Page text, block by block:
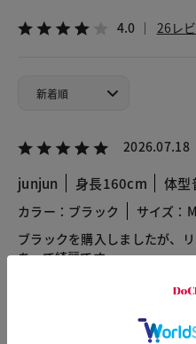
4.0 26レ
2026.07.18
junjun 身長160cm 体型
カラー：ブラック
サイズ：M
ブラックを購入しましたが、
あって綺麗です。